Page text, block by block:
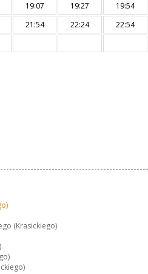
19:07 19:27
19:54
21:54 22:24
22:54
(Krasickiego)